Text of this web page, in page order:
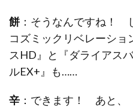
餅 ：そうなんですね！
コズミックリベレーショ
スHD』と『ダライアス
ルEX+』も……
辛 ：できます！ あと、